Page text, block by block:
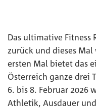
Das ultimative Fitness
zurück und dieses Mal
ersten Mal bietet das
Österreich ganze drei
6. bis 8. Februar 2026
Athletik, Ausdauer